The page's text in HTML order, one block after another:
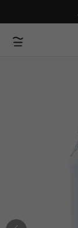
進
む